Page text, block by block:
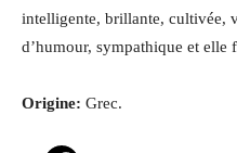
intelligente, brillante, cultivée,
d’humour, sympathique et elle
Origine: Grec.